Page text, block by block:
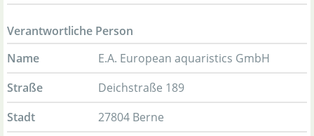
Verantwortliche Person
Name
E.A. European aquaristics GmbH
Straße
Deichstraße 189
Stadt
27804 Berne